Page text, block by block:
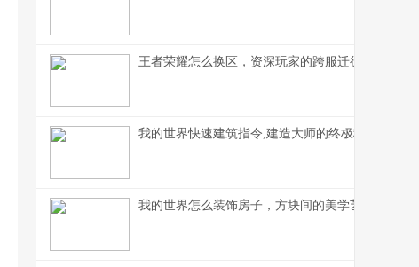
王者荣耀怎么换区，资深玩家的跨服迁徙指南，副
我的世界快速建筑指令,建造大师的终极秘诀,副标
我的世界怎么装饰房子，方块间的美学艺术